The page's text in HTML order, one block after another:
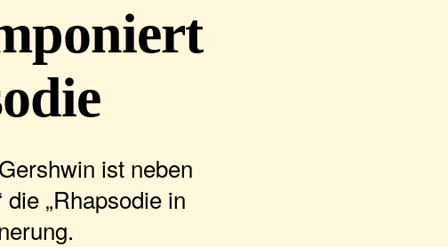
ist neben
„Rhapsodie in